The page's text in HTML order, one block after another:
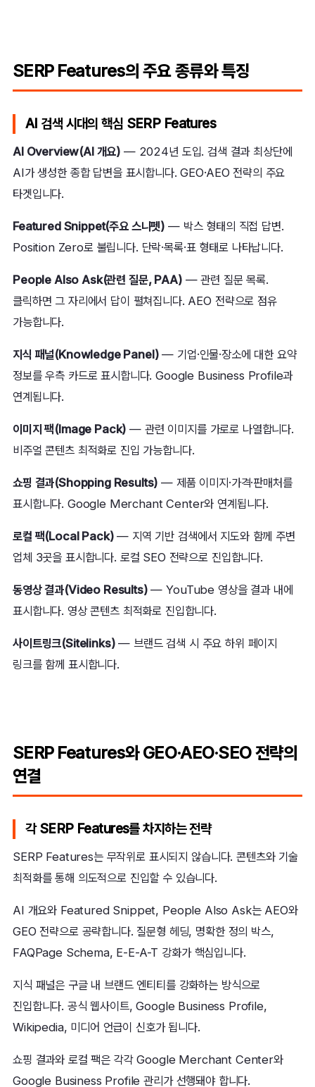
SERP Features의 주요 종류와 특징
AI 검색 시대의 핵심 SERP Features
AI Overview(AI 개요) — 2024년 도입. 검색 결과 최상단에
AI가 생성한 종합 답변을 표시합니다. GEO·AEO 전략의 주요
타겟입니다.
Featured Snippet(주요 스니펫) — 박스 형태의 직접 답변.
Position Zero로 불립니다. 단락·목록·표 형태로 나타납니다.
People Also Ask(관련 질문, PAA)— 관련 질문 목록.
클릭하면 그 자리에서 답이 펼쳐집니다. AEO 전략으로 점유
가능합니다.
지식 패널(Knowledge Panel)— 기업·인물·장소에 대한 요약
정보를 우측 카드로 표시합니다. Google Business Profile과
연계됩니다.
이미지 팩(Image Pack) — 관련 이미지를 가로로 나열합니다.
비주얼 콘텐츠 최적화로 진입 가능합니다.
쇼핑 결과(Shopping Results) — 제품 이미지·가격·판매처를
표시합니다. Google Merchant Center와 연계됩니다.
로컬 팩(Local Pack)— 지역 기반 검색에서 지도와 함께 주변
업체 3곳을 표시합니다. 로컬 SEO 전략으로 진입합니다.
동영상 결과(Video Results)— YouTube 영상을 결과 내에
표시합니다. 영상 콘텐츠 최적화로 진입합니다.
사이트링크(Sitelinks)— 브랜드 검색 시 주요 하위 페이지
링크를 함께 표시합니다.
SERP Features와 GEO·AEO·SEO 전략의
연결
각 SERP Features를 차지하는 전략
SERP Features는 무작위로 표시되지 않습니다. 콘텐츠와 기술
최적화를 통해 의도적으로 진입할 수 있습니다.
AI 개요와 Featured Snippet, People Also Ask는 AEO와
GEO 전략으로 공략합니다. 질문형 헤딩, 명확한 정의 박스,
FAQPage Schema, E-E-A-T 강화가 핵심입니다.
지식 패널은 구글 내 브랜드 엔티티를 강화하는 방식으로
진입합니다. 공식 웹사이트, Google Business Profile,
Wikipedia, 미디어 언급이 신호가 됩니다.
쇼핑 결과와 로컬 팩은 각각 Google Merchant Center와
Google Business Profile 관리가 선행돼야 합니다.